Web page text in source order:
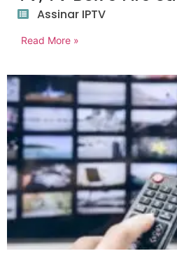
Assinar IPTV
Read More »